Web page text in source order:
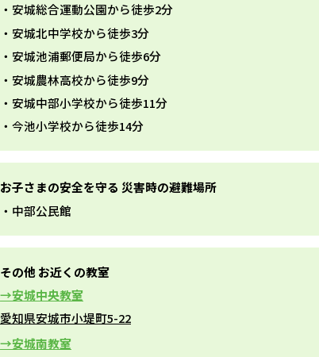
安城総合運動公園から徒歩2分
安城北中学校から徒歩3分
安城池浦郵便局から徒歩6分
安城農林高校から徒歩9分
安城中部小学校から徒歩11分
今池小学校から徒歩14分
お子さまの安全を守る 災害時の避難場所
中部公民館
その他 お近くの教室
安城中央教室
愛知県安城市小堤町5-22
安城南教室